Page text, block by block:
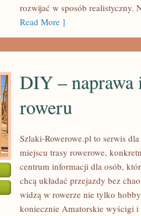
rozwijać w sposób realistyczny.
Read More ]
DIY – naprawa
roweru
Szlaki-Rowerowe.pl to serwis
miejscu trasy rowerowe,
centrum informacji dla osób,
chcą układać przejazdy bez
widzą w rowerze nie tylko
koniecznie Amatorskie wyścigi